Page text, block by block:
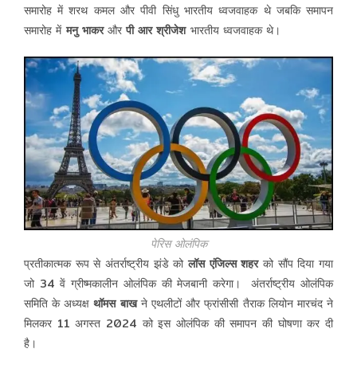
समारोह में शरथ कमल और पीवी सिंधु भारतीय ध्वजवाहक थे जबकि समापन
समारोह मेंमनु भाकरऔरपी आर श्रीजेश भारतीय ध्वजवाहक थे।
पेरिस ओलंपिक
प्रतीकात्मक रूप से अंतर्राष्ट्रीय झंडे कोलॉस एंजिल्स शहरको सौंप दिया गया
जो 34 वें ग्रीष्मकालीन ओलंपिक की मेजबानी करेगा।अंतर्राष्ट्रीय ओलंपिक
समिति के अध्यक्षथॉमस बाखने एथलीटों और फ्रांसीसी तैराक लियोन मारचंद ने
मिलकर 11 अगस्त 2024 को इस ओलंपिक की समापन की घोषणा कर दी
है।